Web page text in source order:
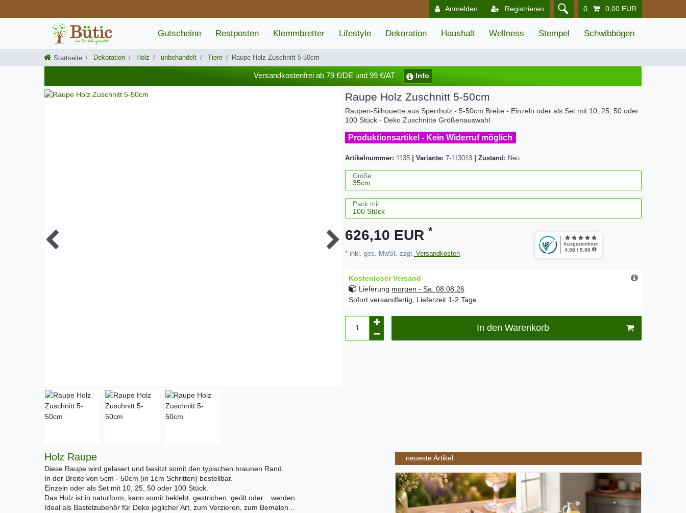
Anmelden Registrieren 0 0,00 EUR
Gutscheine Restposten Klemmbretter Lifestyle Dekoration Haushalt Wellness Stempel Schwibbögen
Startseite Dekoration Holz unbehandelt Tiere Raupe Holz Zuschnitt 5-50cm
Versandkostenfrei ab 79 €/DE und 99 €/AT Info
Raupe Holz Zuschnitt 5-50cm
Raupen-Silhouette aus Sperrholz - 5-50cm Breite - Einzeln oder als Set mit 10, 25, 50 oder
100 Stück - Deko Zuschnitte Größenauswahl
Produktionsartikel - Kein Widerruf möglich
Artikelnummer: 1135 Variante: 7-113013 Zustand: Neu
Größe
Pack mit
626,10 EUR *
* inkl. ges. MwSt. zzgl. Versandkosten
Kostenloser Versand
Lieferung morgen - Sa. 08.08.26
Sofort versandfertig, Lieferzeit 1-2 Tage
In den Warenkorb
Holz Raupe
Diese Raupe wird gelasert und besitzt somit den typischen braunen Rand.
In der Breite von 5cm - 50cm (in 1cm Schritten) bestellbar.
Einzeln oder als Set mit 10, 25, 50 oder 100 Stück.
Das Holz ist in naturform, kann somit beklebt, gestrichen, geölt oder... werden.
Ideal als Bastelzubehör für Deko jeglicher Art, zum Verzieren, zum Bemalen...
neueste Artikel